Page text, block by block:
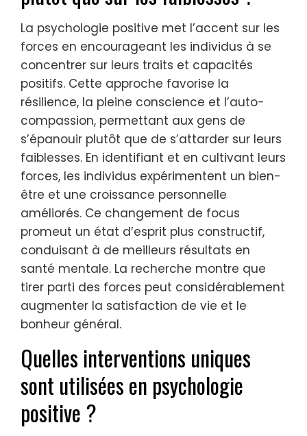
vie améliorée et à de meilleurs résultats en
santé mentale.
Comment la psychologie positive
se concentre-t-elle sur les forces
plutôt que sur les faiblesses ?
La psychologie positive met l’accent sur les
forces en encourageant les individus à se
concentrer sur leurs traits et capacités
positifs. Cette approche favorise la
résilience, la pleine conscience et l’auto-
compassion, permettant aux gens de
s’épanouir plutôt que de s’attarder sur leurs
faiblesses. En identifiant et en cultivant leurs
forces, les individus expérimentent un bien-
être et une croissance personnelle
améliorés. Ce changement de focus
promeut un état d’esprit plus constructif,
conduisant à de meilleurs résultats en
santé mentale. La recherche montre que
tirer parti des forces peut considérablement
augmenter la satisfaction de vie et le